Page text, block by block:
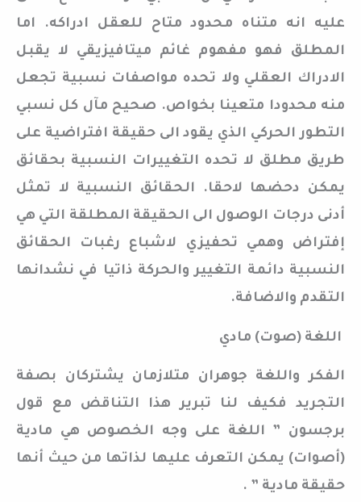
عليه انه متناه محدود متاح للعقل ادراكه. اما
المطلق فهو مفهوم غائم ميتافيزيقي لا يقبل
الادراك العقلي ولا تحده مواصفات نسبية تجعل
منه محدودا متعينا بخواص. صحيح مآل كل نسبي
التطور الحركي الذي يقود الى حقيقة افتراضية على
طريق مطلق لا تحده التغييرات النسبية بحقائق
يمكن دحضها لاحقا. الحقائق النسبية لا تمثل
أدنى درجات الوصول الى الحقيقة المطلقة التي هي
إفتراض وهمي تحفيزي لاشباع رغبات الحقائق
النسبية دائمة التغيير والحركة ذاتيا في نشدانها
التقدم والاضافة.
اللغة (صوت) مادي
الفكر واللغة جوهران متلازمان يشتركان بصفة
التجريد فكيف لنا تبرير هذا التناقض مع قول
برجسون ” اللغة على وجه الخصوص هي مادية
(أصوات) يمكن التعرف عليها لذاتها من حيث أنها
حقيقة مادية ” .